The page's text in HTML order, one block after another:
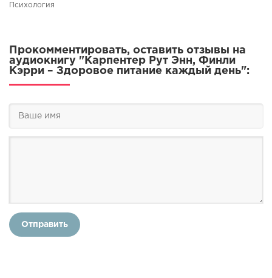
Психология
Прокомментировать, оставить отзывы на
аудиокнигу "Карпентер Рут Энн, Финли
Кэрри – Здоровое питание каждый день":
Отправить